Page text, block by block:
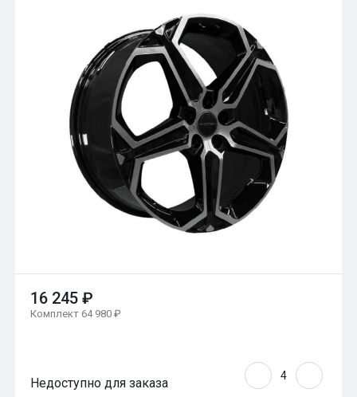
16 245 ₽
Комплект 64 980 ₽
Недоступно для заказа